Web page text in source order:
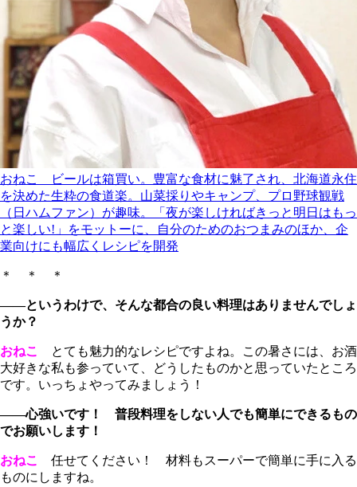
おねこ ビールは箱買い。豊富な食材に魅了され、北海道永住
を決めた生粋の食道楽。山菜採りやキャンプ、プロ野球観戦
（日ハムファン）が趣味。「夜が楽しければきっと明日はもっ
と楽しい!」をモットーに、自分のためのおつまみのほか、企
業向けにも幅広くレシピを開発
＊ ＊ ＊
――というわけで、そんな都合の良い料理はありませんでしょ
うか？
おねこ
とても魅力的なレシピですよね。この暑さには、お酒
大好きな私も参っていて、どうしたものかと思っていたところ
です。いっちょやってみましょう！
――心強いです！ 普段料理をしない人でも簡単にできるもの
でお願いします！
おねこ
任せてください！ 材料もスーパーで簡単に手に入る
ものにしますね。